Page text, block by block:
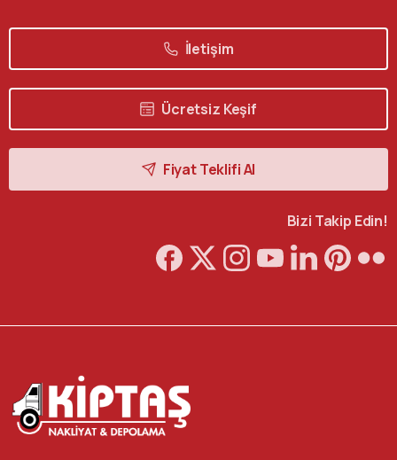
İletişim
Ücretsiz Keşif
Fiyat Teklifi Al
Bizi Takip Edin!